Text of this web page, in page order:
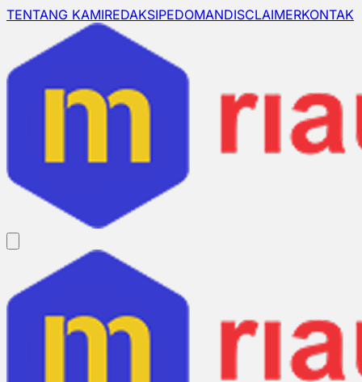
TENTANG KAMIREDAKSIPEDOMANDISCLAIMERKONTAK